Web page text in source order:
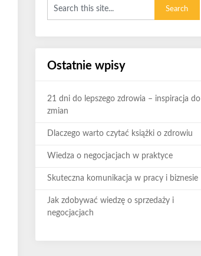
Ostatnie wpisy
21 dni do lepszego zdrowia – inspiracja do
zmian
Dlaczego warto czytać książki o zdrowiu
Wiedza o negocjacjach w praktyce
Skuteczna komunikacja w pracy i biznesie
Jak zdobywać wiedzę o sprzedaży i
negocjacjach